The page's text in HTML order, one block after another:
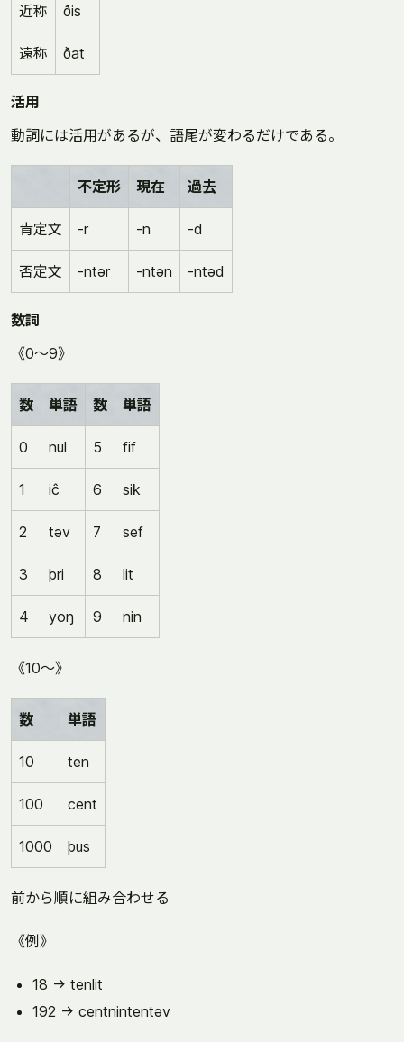
近称 ðis
遠称 ðat
活用
動詞には活用があるが、語尾が変わるだけである。
不定形 現在 過去
肯定文 -r -n -d
否定文 -ntər -ntən -ntəd
数詞
《0〜9》
数 単語 数 単語
0 nul 5 fif
1 iĉ 6 sik
2 təv 7 sef
3 þri 8 lit
4 yoŋ 9 nin
《10〜》
数 単語
10 ten
100 cent
1000 þus
前から順に組み合わせる
《例》
18 → tenlit
192 → centnintentəv